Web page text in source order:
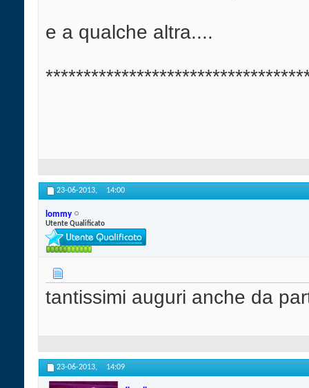
e a qualche altra....
23-06-2013, 14:00
lommy
Utente Qualificato
tantissimi auguri anche da
23-06-2013, 14:09